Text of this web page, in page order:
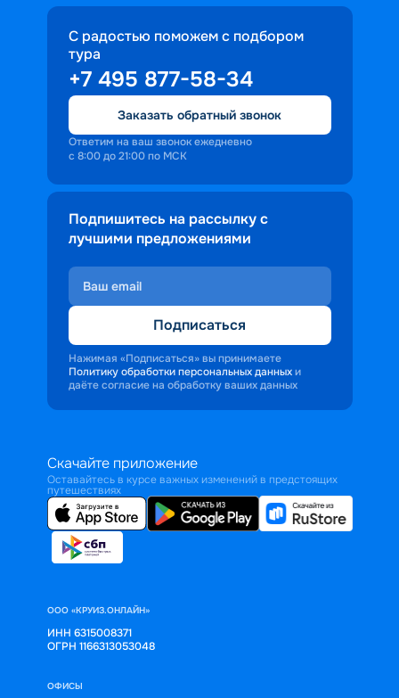
С радостью поможем с подбором
тура
+7 495 877-58-34
Заказать обратный звонок
Ответим на ваш звонок ежедневно
с 8:00 до 21:00 по МСК
Подпишитесь на рассылку с
лучшими предложениями
Подписаться
Нажимая «Подписаться» вы принимаете
Политику обработки персональных данных и
даёте согласие на обработку ваших данных
Скачайте приложение
Оставайтесь в курсе важных изменений в предстоящих
путешествиях
ООО «КРУИЗ.ОНЛАЙН»
ИНН 6315008371
ОГРН 1166313053048
ОФИСЫ